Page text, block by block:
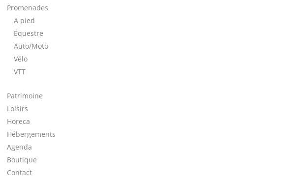
Promenades
A pied
Équestre
Auto/Moto
Vélo
VTT
Patrimoine
Loisirs
Horeca
Hébergements
Agenda
Boutique
Contact